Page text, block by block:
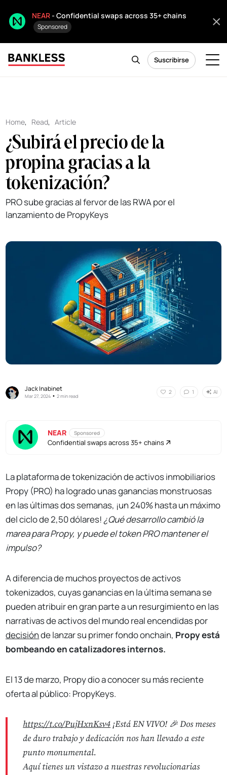
NEAR- Confidential swaps across 35+ chains
Sponsored
Suscribirse
Home, Read,Article
¿Subirá el precio de la
propina gracias a la
tokenización?
PRO sube gracias al fervor de las RWA por el
lanzamiento de PropyKeys
Jack Inabinet
Mar 27, 2024 •2 min read
2 1 AI
NEAR Sponsored
Confidential swaps across 35+ chains
La plataforma de tokenización de activos inmobiliarios
Propy (PRO) ha logrado unas ganancias monstruosas
en las últimas dos semanas, ¡un 240% hasta un máximo
del ciclo de 2,50 dólares! ¿Qué desarrollo cambió la
marea para Propy, y puede el token PRO mantener el
impulso?
A diferencia de muchos proyectos de activos
tokenizados, cuyas ganancias en la última semana se
pueden atribuir en gran parte a un resurgimiento en las
narrativas de activos del mundo real encendidas por
decisiónde lanzar su primer fondo onchain, Propy está
bombeando en catalizadores internos.
El 13 de marzo, Propy dio a conocer su más reciente
oferta al público: PropyKeys.
https://t.co/PujHxnKsv4 ¡Está EN VIVO! 🎉 Dos meses
de duro trabajo y dedicación nos han llevado a este
punto monumental.
Aquí tienes un vistazo a nuestras revolucionarias